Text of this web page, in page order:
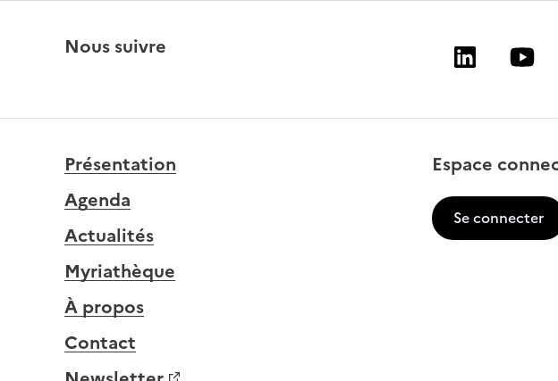
Nous suivre
Linkedin
Présentation
Agenda
Actualités
Myriathèque
À propos
Contact
Espace
Se connecter